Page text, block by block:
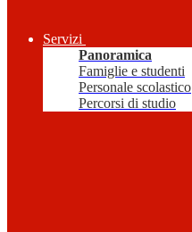
Servizi
Panoramica
Famiglie e studenti
Personale scolastico
Percorsi di studio